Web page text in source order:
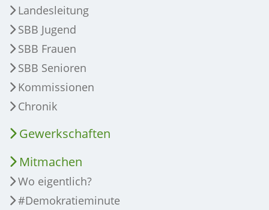
Landesleitung
SBB Jugend
SBB Frauen
SBB Senioren
Kommissionen
Chronik
Gewerkschaften
Mitmachen
Wo eigentlich?
#Demokratieminute